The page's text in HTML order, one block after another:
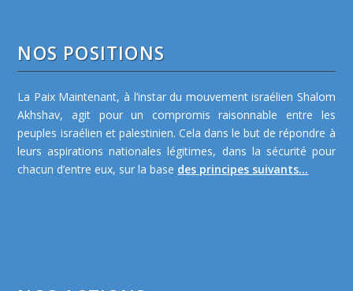
NOS POSITIONS
La Paix Maintenant, à l’instar du mouvement israélien Shalom
Akhshav, agit pour un compromis raisonnable entre les
peuples israélien et palestinien. Cela dans le but de répondre à
leurs aspirations nationales légitimes, dans la sécurité pour
chacun d’entre eux, sur la base des principes suivants...